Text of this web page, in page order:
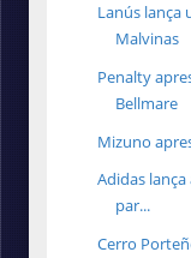
Lanús lança
Malvinas
Penalty
Bellmare
Mizuno
Adidas
par...
Cerro